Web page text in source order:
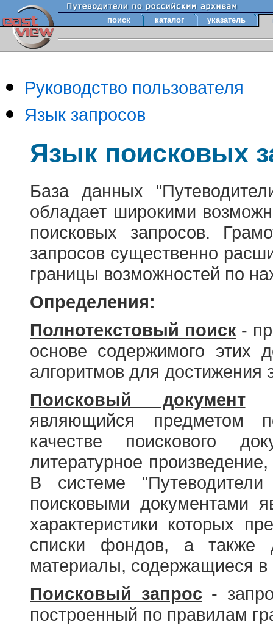
поиск каталог указатель
Руководство пользователя
Язык запросов
Язык поисковых
База данных
обладает широкими
поисковых запросов.
запросов существенно
границы возможностей по
Определения:
Полнотекстовый поиск-
основе содержимого этих
алгоритмов для достижения
Поисковый документ-
являющийся предметом
качестве поискового
литературное
В системе
поисковыми документами
характеристики которых
списки фондов, а также
материалы, содержащиеся в
Поисковый запрос-
построенный по правилам